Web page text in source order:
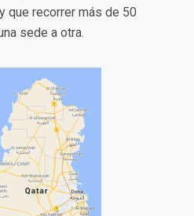
que recorrer más de 50
sede a otra.